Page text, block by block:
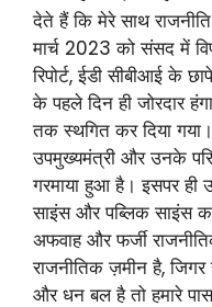
देते हैं कि मेरे साथ
मार्च 2023 को संसद में
रिपोर्ट, ईडी सीबीआई के
के पहले दिन ही जोरदार
तक स्थगित कर दिया
उपमुख्यमंत्री और उनके
गरमाया हुआ है। इसपर ही
साइंस और पब्लिक साइंस
अफवाह और फर्जी
राजनीतिक ज़मीन है,
और धन बल है तो हमारे